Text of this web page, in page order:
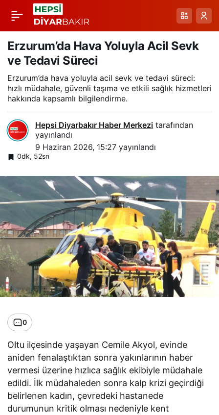
Erzurum’da Hava Yoluyla Acil Sevk
ve Tedavi Süreci
Erzurum’da hava yoluyla acil sevk ve tedavi süreci:
hızlı müdahale, güvenli taşıma ve etkili sağlık hizmetleri
hakkında kapsamlı bilgilendirme.
Hepsi Diyarbakır Haber Merkezi tarafından
yayınlandı
9 Haziran 2026, 15:27 yayınlandı
0dk, 52sn
0
Oltu ilçesinde yaşayan Cemile Akyol, evinde
aniden fenalaştıktan sonra yakınlarının haber
vermesi üzerine hızlıca sağlık ekibiyle müdahale
edildi. İlk müdahaleden sonra kalp krizi geçirdiği
belirlenen kadın, çevredeki hastanede
durumunun kritik olması nedeniyle kent
Van’da Diyetisyenler
Tarafından Uygulanan
Kişiye Özel Beslenme
Programlarıyla Yıl
Boyunca Önemli Kilo
Kaybı Sağlandı
Paylaş